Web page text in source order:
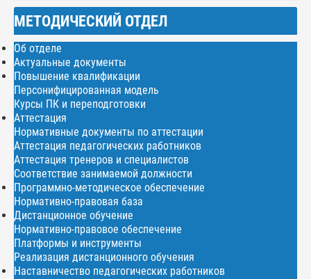
МЕТОДИЧЕСКИЙ ОТДЕЛ
Об отделе
Актуальные документы
Повышение квалификации
Персонифицированная модель
Курсы ПК и переподготовки
Аттестация
Нормативные документы по аттестации
Аттестация педагогических работников
Аттестация тренеров и специалистов
Соответствие занимаемой должности
Программно-методическое обеспечение
Нормативно-правовая база
Дистанционное обучение
Нормативно-правовое обеспечение
Платформы и инструменты
Реализация дистанционного обучения
Наставничество педагогических работников